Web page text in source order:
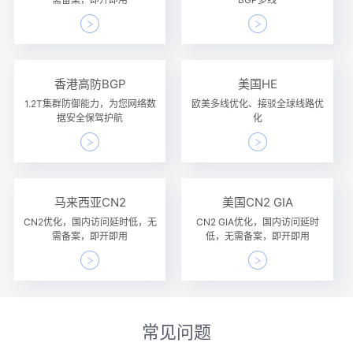
香港高防BGP
1.2T集群防御能力，为您网络数
据安全保驾护航
美国HE
欧美多线优化、接驳全球线路优
化
马来西亚CN2
CN2优化，国内访问延时低，无
需备案，即开即用
美国CN2 GIA
CN2 GIA优化，国内访问延时
低，无需备案，即开即用
常见问题